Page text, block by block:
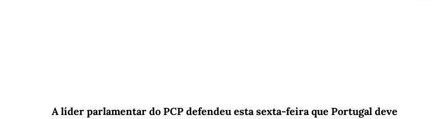
A líder parlamentar do PCP defendeu esta sexta-feira que Portugal deve